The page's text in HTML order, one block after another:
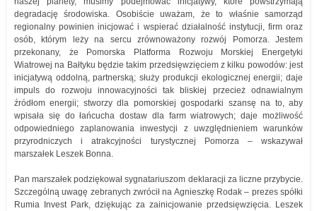
degradację środowiska. Osobiście uważam, że to właśnie samorząd
regionalny powinien inicjować i wspierać działalność instytucji, firm oraz
osób, którym leży na sercu zrównoważony rozwój Pomorza. Jestem
przekonany, że Pomorska Platforma Rozwoju Morskiej Energetyki
Wiatrowej na Bałtyku będzie takim przedsięwzięciem z kilku powodów: jest
inicjatywą oddolną, partnerską; służy produkcji ekologicznej energii; daje
impuls do rozwoju innowacyjności tak bliskiej przecież odnawialnym
źródłom energii; stworzy dla pomorskiej gospodarki szansę na to, aby
wpisała się do łańcucha dostaw dla farm wiatrowych; daje możliwość
odpowiedniego zaplanowania inwestycji z uwzględnieniem warunków
przyrodniczych i atrakcyjności turystycznej Pomorza – wskazywał
marszałek Leszek Bonna.
Pan marszałek podziękował sygnatariuszom deklaracji za liczne przybycie.
Szczególną uwagę zebranych zwrócił na Agnieszkę Rodak – prezes spółki
Rumia Invest Park, dziękując za zainicjowanie przedsięwzięcia. Leszek